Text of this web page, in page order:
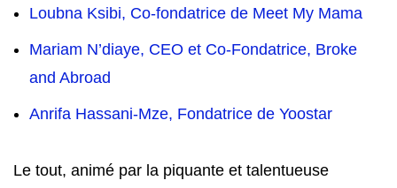
Loubna Ksibi, Co-fondatrice de Meet My Mama
Mariam N’diaye, CEO et Co-Fondatrice, Broke
and Abroad
Anrifa Hassani-Mze, Fondatrice de Yoostar
Le tout, animé par la piquante et talentueuse